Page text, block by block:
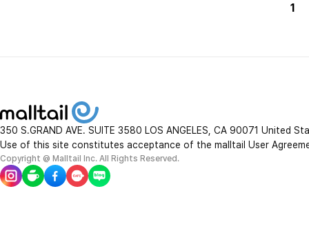
1
350 S.GRAND AVE. SUITE 3580 LOS ANGELES, CA 90071 United
Use of this site constitutes acceptance of the malltail User
Copyright @ Malltail Inc. All Rights Reserved.